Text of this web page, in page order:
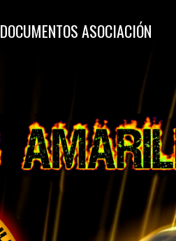
DOCUMENTOS ASOCIACIÓN